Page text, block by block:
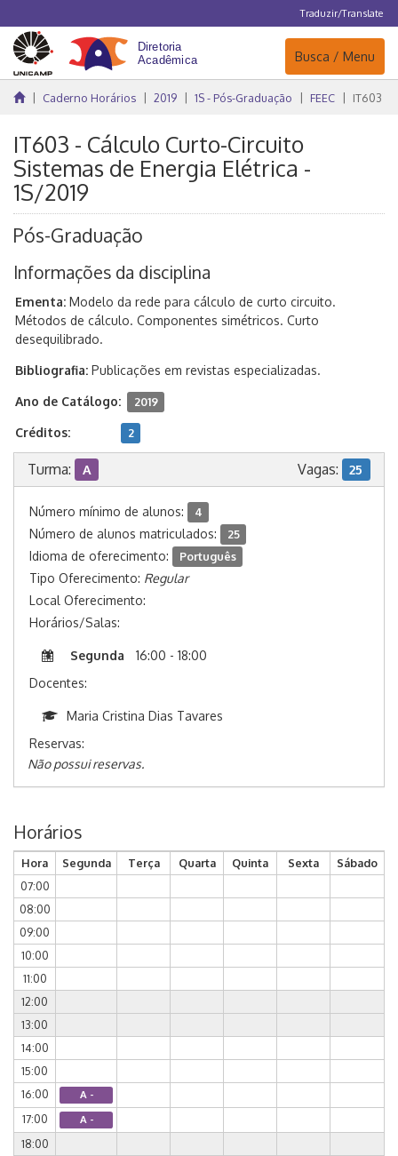
Traduzir/Translate
Navegação
Busca / Menu
Caderno Horários 2019 1S - Pós-Graduação FEEC IT603
IT603 - Cálculo Curto-Circuito
Sistemas de Energia Elétrica -
1S/2019
Pós-Graduação
Informações da disciplina
Ementa: Modelo da rede para cálculo de curto circuito.
Métodos de cálculo. Componentes simétricos. Curto
desequilibrado.
Bibliografia: Publicações em revistas especializadas.
Ano de Catálogo: 2019
Créditos: 2
Turma: A Vagas: 25
Número mínimo de alunos: 4
Número de alunos matriculados: 25
Idioma de oferecimento: Português
Tipo Oferecimento: Regular
Local Oferecimento:
Horários/Salas:
Segunda
16:00 - 18:00
Docentes:
Maria Cristina Dias Tavares
Reservas:
Não possui reservas.
Horários
Hora Segunda Terça Quarta Quinta Sexta
Sábado
07:00
08:00
09:00
10:00
11:00
12:00
13:00
14:00
15:00
16:00
A -
17:00 A -
18:00